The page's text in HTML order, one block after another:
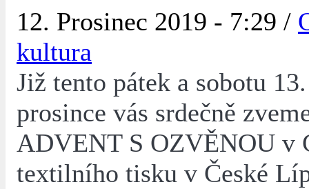
12. Prosinec 2019 - 7:29 /
kultura
Již tento pátek a sobotu
prosince vás srdečně
ADVENT S OZVĚNOU v
textilního tisku v České